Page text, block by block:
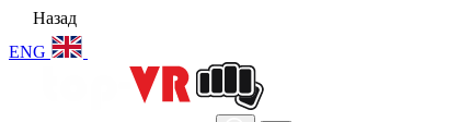
Назад
ENG